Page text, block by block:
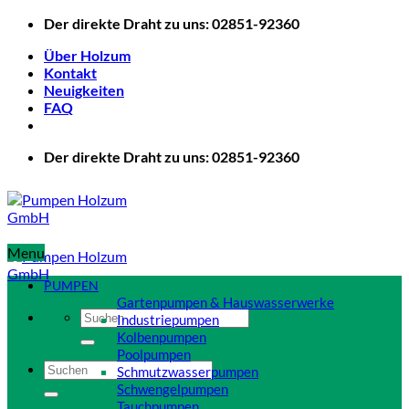
Zum
springen
Der direkte Draht zu uns: 02851-92360
Über Holzum
Kontakt
Neuigkeiten
FAQ
Der direkte Draht zu uns: 02851-92360
Suchen
nach:
Suchen
nach:
Menu
PUMPEN
Gartenpumpen & Hauswasserwerke
Industriepumpen
Kolbenpumpen
Poolpumpen
Schmutzwasserpumpen
Schwengelpumpen